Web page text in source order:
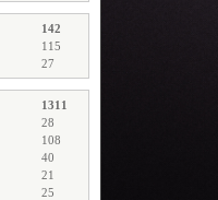
142
115
27
1311
28
108
40
21
25